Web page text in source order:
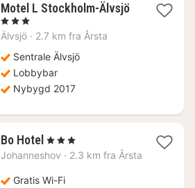
Motel L Stockholm-Älvsjö
1
natt
775
kr.
, 3 Stjerner
Älvsjö · 2.7 km fra Årsta
Sentrale Älvsjö
Lobbybar
Nybygd 2017
Bo Hotel 1
natt
1091
, 3 Stjerner
Johanneshov · 2.3 km fra Årsta
Gratis Wi-Fi